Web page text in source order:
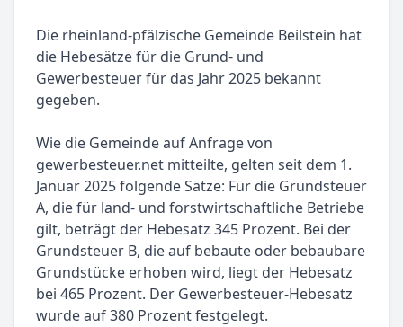
Die rheinland-pfälzische Gemeinde Beilstein hat
die Hebesätze für die Grund- und
Gewerbesteuer für das Jahr 2025 bekannt
gegeben.
Wie die Gemeinde auf Anfrage von
gewerbesteuer.net mitteilte, gelten seit dem 1.
Januar 2025 folgende Sätze: Für die Grundsteuer
A, die für land- und forstwirtschaftliche Betriebe
gilt, beträgt der Hebesatz 345 Prozent. Bei der
Grundsteuer B, die auf bebaute oder bebaubare
Grundstücke erhoben wird, liegt der Hebesatz
bei 465 Prozent. Der Gewerbesteuer-Hebesatz
wurde auf 380 Prozent festgelegt.